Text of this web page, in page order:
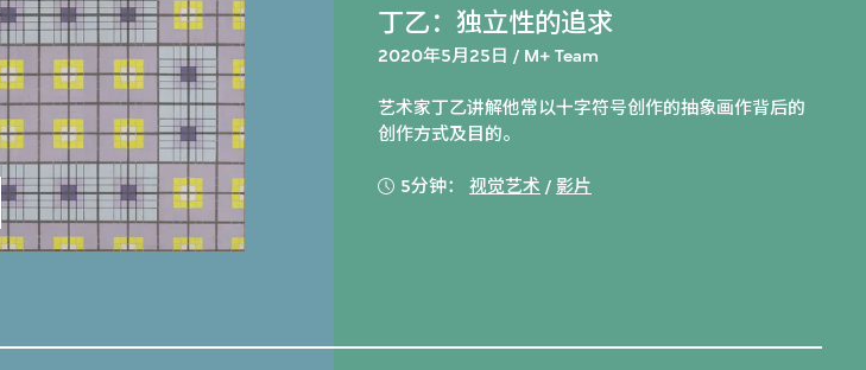
丁乙：独立性的追求
2020年5月25日 / M+ Team
艺术家丁乙讲解他常以十字符号创作的抽象画作背后的
创作方式及目的。
5分钟： 视觉艺术 / 影片